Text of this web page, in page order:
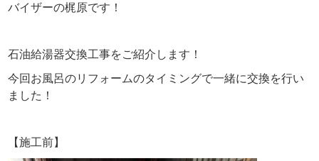
バイザーの梶原です！
石油給湯器交換工事をご紹介します！
今回お風呂のリフォームのタイミングで一緒に交換を行い
ました！
【施工前】